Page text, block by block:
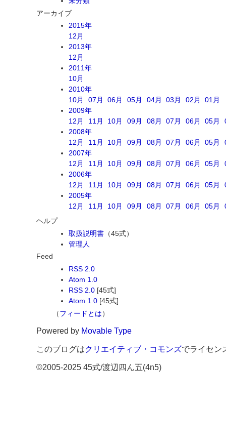
アーカイブ
2015年
12月
2013年
12月
2011年
10月
2010年
10月
07月 06月 05月 04月 03月 02月
01月
2009年
12月
11月 10月 09月 08月 07月 06月 05月
2008年
12月
11月 10月 09月 08月 07月 06月 05月
2007年
12月
11月 10月 09月 08月 07月 06月 05月
2006年
12月
11月 10月 09月 08月 07月 06月 05月
2005年
12月
11月 10月 09月 08月 07月 06月 05月
ヘルプ
取扱説明書 （45式）
管理人
Feed
RSS 2.0
Atom 1.0
RSS 2.0 [45式]
Atom 1.0 [45式]
（フィードとは）
Powered by Movable Type
このブログはクリエイティブ・コモンズでライセン
©2005-2025 45式/渡辺四ん五(4n5)